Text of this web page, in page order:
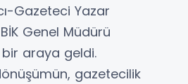
Gazeteci Yazar
Genel Müdürü
araya geldi.
gazetecilik